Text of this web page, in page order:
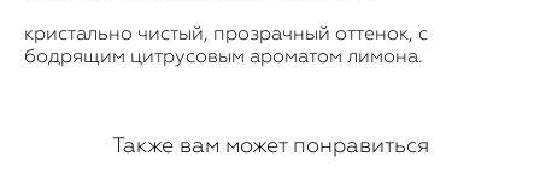
кристально чистый, прозрачный оттенок, с
бодрящим цитрусовым ароматом лимона.
Также вам может понравиться